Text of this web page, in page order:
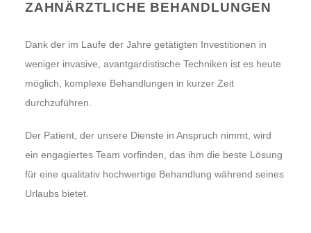
ZAHNÄRZTLICHE BEHANDLUNGEN
Dank der im Laufe der Jahre getätigten Investitionen in
weniger invasive, avantgardistische Techniken ist es heute
möglich, komplexe Behandlungen in kurzer Zeit
durchzuführen.
Der Patient, der unsere Dienste in Anspruch nimmt, wird
ein engagiertes Team vorfinden, das ihm die beste Lösung
für eine qualitativ hochwertige Behandlung während seines
Urlaubs bietet.